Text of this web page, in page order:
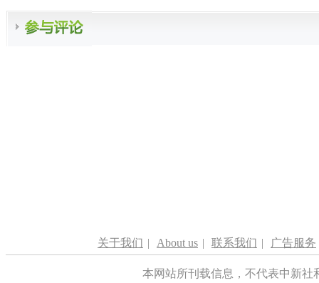
关于我们 | About us | 联系我们 | 广告服务
本网站所刊载信息，不代表中新